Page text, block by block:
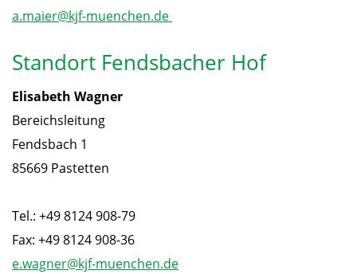
a.maier@kjf-muenchen.de
Standort Fendsbacher Hof
Elisabeth Wagner
Bereichsleitung
Fendsbach 1
85669 Pastetten
Tel.: +49 8124 908-79
Fax: +49 8124 908-36
e.wagner@kjf-muenchen.de